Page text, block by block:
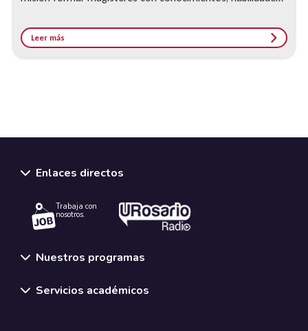
digital y gestionarla de manera estratégica para la toma de
decisiones inteligentes basadas en datos, así como para
ejercer un liderazgo que impulse procesos de cambio e
Leer más
Enlaces directos
Trabaja con
nosotros.
Nuestros programas
Servicios académicos